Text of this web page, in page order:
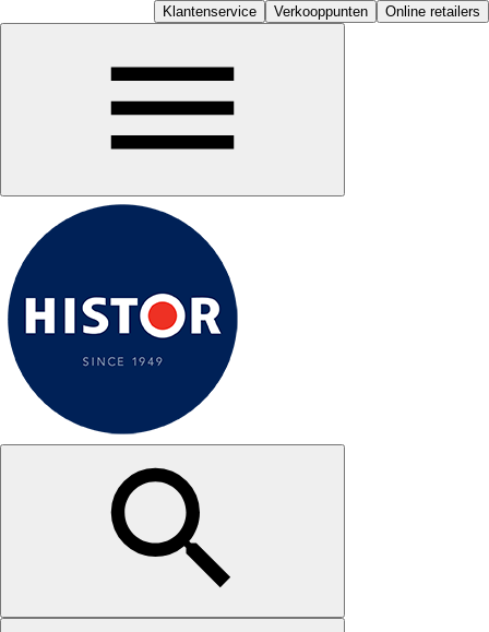
Klantenservice Verkooppunten Online retailers